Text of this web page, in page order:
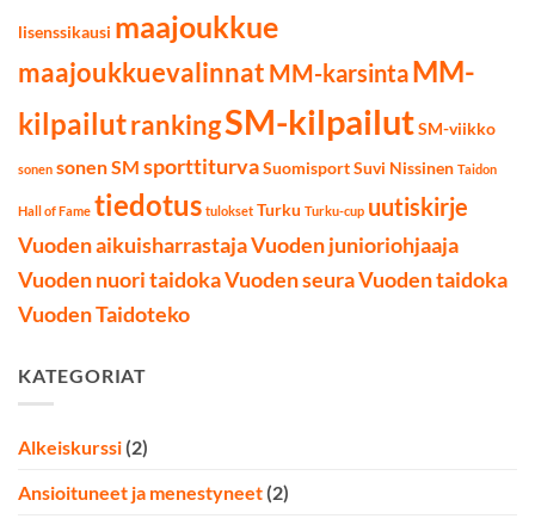
lisenssikausi maajoukkue
maajoukkuevalinnat MM-karsintaMM-
kilpailutrankingSM-kilpailutSM-viikko
sonen sonen SM sporttiturvaSuomisportSuvi Nissinen Taidon
Hall of Fame tiedotus tulokset Turku Turku-cup uutiskirje
Vuoden aikuisharrastajaVuoden junioriohjaaja
Vuoden nuori taidokaVuoden seuraVuoden taidoka
Vuoden Taidoteko
KATEGORIAT
Alkeiskurssi (2)
Ansioituneet ja menestyneet (2)